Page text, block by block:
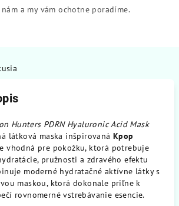
a my vám ochotne poradíme.
Hunters PDRN Hyaluronic Acid Mask
látková maska inšpirovanáKpop
vhodná pre pokožku, ktorá potrebuje
pružnosti a zdravého efektu
moderné hydratačné aktívne látky s
maskou, ktorá dokonale priľne k
rovnomerné vstrebávanie esencie.